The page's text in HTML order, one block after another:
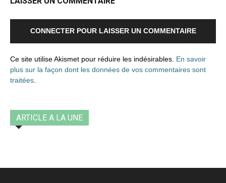
CONNECTER POUR LAISSER UN COMMENTAIRE
Ce site utilise Akismet pour réduire les indésirables. En savoir
plus sur la façon dont les données de vos commentaires sont
traitées
ARTICLE A LA UNE